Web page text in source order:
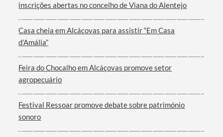
Filtros
inscrições abertas no concelho de Viana do Alentejo
Casa cheia em Alcáçovas para assistir “Em Casa
d’Amália”
Feira do Chocalho em Alcáçovas promove setor
agropecuário
Festival Ressoar promove debate sobre património
sonoro